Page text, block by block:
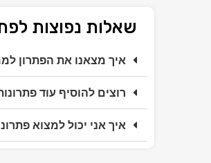
שאלות נפוצות
איך מצאנו את הפתרון
רוצים להוסיף עוד
איך אני יכול למצוא